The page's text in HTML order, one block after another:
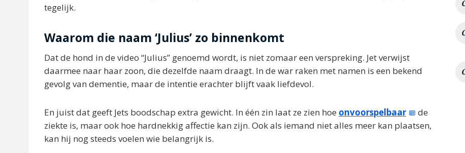
tegelijk.
Waarom die naam ‘Julius’ zo binnenkomt
Dat de hond in de video “Julius” genoemd wordt, is niet zomaar een verspreking. Jet verwijst
daarmee naar haar zoon, die dezelfde naam draagt. In de war raken met namen is een bekend
gevolg van dementie, maar de intentie erachter blijft vaak liefdevol.
En juist dat geeft Jets boodschap extra gewicht. In één zin laat ze zien hoe onvoorspelbaar
de
ziekte is, maar ook hoe hardnekkig affectie kan zijn. Ook als iemand niet alles meer kan plaatsen,
kan hij nog steeds voelen wie belangrijk is.